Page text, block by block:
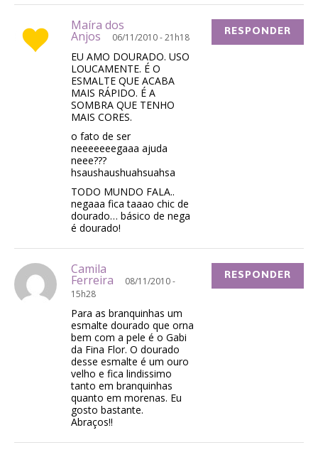
Maíra dos
Anjos 06/11/2010 - 21h18
EU AMO DOURADO. USO
LOUCAMENTE. É O
ESMALTE QUE ACABA
MAIS RÁPIDO. É A
SOMBRA QUE TENHO
MAIS CORES.
o fato de ser
neeeeeeegaaa ajuda
neee???
hsaushaushuahsuahsa
TODO MUNDO FALA..
negaaa fica taaao chic de
dourado… básico de nega
é dourado!
RESPONDER
Camila
Ferreira
08/11/2010 -
15h28
Para as branquinhas um
esmalte dourado que orna
bem com a pele é o Gabi
da Fina Flor. O dourado
desse esmalte é um ouro
velho e fica lindissimo
tanto em branquinhas
quanto em morenas. Eu
gosto bastante.
Abraços!!
RESPONDER